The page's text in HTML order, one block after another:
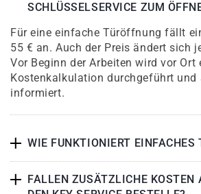
SCHLÜSSELSERVICE ZUM
Für eine einfache Türöffnung fällt
55 € an. Auch der Preis ändert sich
Vor Beginn der Arbeiten wird vor Ort
Kostenkalkulation durchgeführt und
informiert.
WIE FUNKTIONIERT EINFACHES
FALLEN ZUSÄTZLICHE KOSTEN